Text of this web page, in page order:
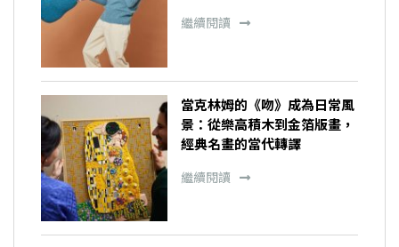
繼續閱讀
當克林姆的《吻》成為日常風
景：從樂高積木到金箔版畫，
經典名畫的當代轉譯
繼續閱讀